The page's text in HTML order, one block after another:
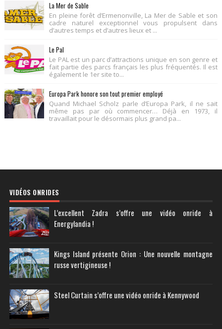
La Mer de Sable
En pleine forêt d’Ermenonville, La Mer de Sable et son
cadre naturel exceptionnel vous propulsent dans
d’autres temps et d’autres lieux et ...
Le Pal
Le PAL est un parc d’attractions unique en son genre et
fait partie des parcs français les plus fréquentés. Il est
également le 1er site to...
Europa Park honore son tout premier employé
Quand Michael Scholz parle d’Europa Park, il ne sait
même pas par où commencer… Déjà en 1973, il
travaillait pour le désormais plus grand pa...
VIDÉOS ONRIDES
L’excellent Zadra s’offre une vidéo onride à
Energylandia !
Kings Island présente Orion : Une nouvelle montagne
russe vertigineuse !
Steel Curtain s’offre une vidéo onride à Kennywood